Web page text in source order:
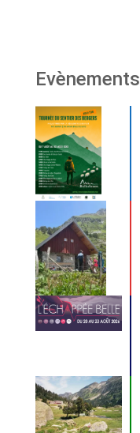
Evènements